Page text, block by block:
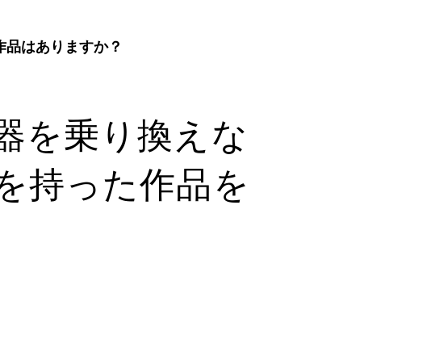
品はありますか？
を乗り換えな
持った作品を